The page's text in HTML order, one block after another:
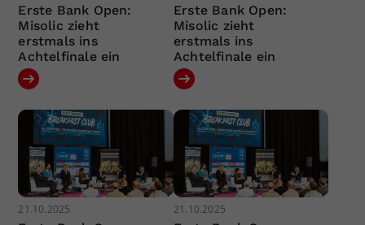
Erste Bank Open:
Misolic zieht
erstmals ins
Achtelfinale ein
Erste Bank Open:
Misolic zieht
erstmals ins
Achtelfinale ein
21.10.2025 21.10.2025